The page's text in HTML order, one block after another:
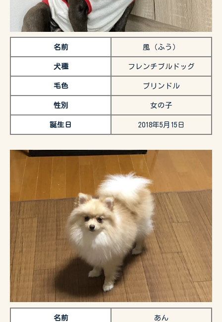
名前 風（ふう）
犬種 フレンチブルドッグ
毛色 ブリンドル
性別 女の子
誕生日 2018年5月15日
名前 あん